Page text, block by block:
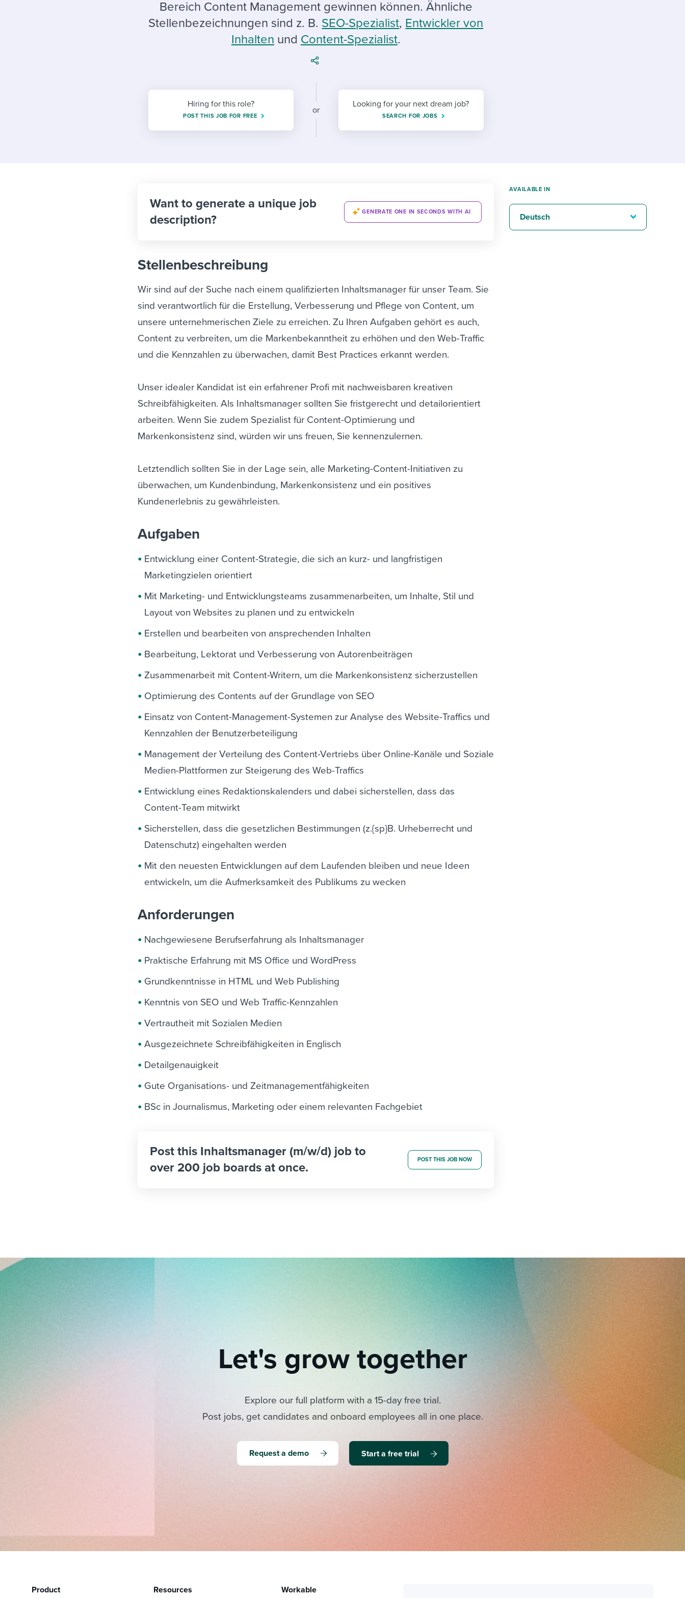
Candidate/employee experiences
Workable customer stories
Workable customer stories
Attend webinars & events Workable customer stories
Bereich Content Management gewinnen können. Ähnliche
Stellenbezeichnungen sind z. B. SEO-Spezialist, Entwickler von
Inhalten und Content-Spezialist.
Hiring for this role?
POST THIS JOB FOR FREE
or
Looking for your next dream job?
SEARCH FOR JOBS
Want to generate a unique job
description?
GENERATE ONE IN SECONDS WITH AI
Stellenbeschreibung
Wir sind auf der Suche nach einem qualifizierten Inhaltsmanager für unser Team. Sie
sind verantwortlich für die Erstellung, Verbesserung und Pflege von Content, um
unsere unternehmerischen Ziele zu erreichen. Zu Ihren Aufgaben gehört es auch,
Content zu verbreiten, um die Markenbekanntheit zu erhöhen und den Web-Traffic
und die Kennzahlen zu überwachen, damit Best Practices erkannt werden.
Unser idealer Kandidat ist ein erfahrener Profi mit nachweisbaren kreativen
Schreibfähigkeiten. Als Inhaltsmanager sollten Sie fristgerecht und detailorientiert
arbeiten. Wenn Sie zudem Spezialist für Content-Optimierung und
Markenkonsistenz sind, würden wir uns freuen, Sie kennenzulernen.
Letztendlich sollten Sie in der Lage sein, alle Marketing-Content-Initiativen zu
überwachen, um Kundenbindung, Markenkonsistenz und ein positives
Kundenerlebnis zu gewährleisten.
Aufgaben
Entwicklung einer Content-Strategie, die sich an kurz- und langfristigen
Marketingzielen orientiert
Mit Marketing- und Entwicklungsteams zusammenarbeiten, um Inhalte, Stil und
Layout von Websites zu planen und zu entwickeln
Erstellen und bearbeiten von ansprechenden Inhalten
Bearbeitung, Lektorat und Verbesserung von Autorenbeiträgen
Zusammenarbeit mit Content-Writern, um die Markenkonsistenz sicherzustellen
Optimierung des Contents auf der Grundlage von SEO
Einsatz von Content-Management-Systemen zur Analyse des Website-Traffics und
Kennzahlen der Benutzerbeteiligung
Management der Verteilung des Content-Vertriebs über Online-Kanäle und Soziale
Medien-Plattformen zur Steigerung des Web-Traffics
Entwicklung eines Redaktionskalenders und dabei sicherstellen, dass das
Content-Team mitwirkt
Sicherstellen, dass die gesetzlichen Bestimmungen (z.{sp}B. Urheberrecht und
Datenschutz) eingehalten werden
Mit den neuesten Entwicklungen auf dem Laufenden bleiben und neue Ideen
entwickeln, um die Aufmerksamkeit des Publikums zu wecken
Anforderungen
Nachgewiesene Berufserfahrung als Inhaltsmanager
Praktische Erfahrung mit MS Office und WordPress
Grundkenntnisse in HTML und Web Publishing
Kenntnis von SEO und Web Traffic-Kennzahlen
Vertrautheit mit Sozialen Medien
Ausgezeichnete Schreibfähigkeiten in Englisch
Detailgenauigkeit
Gute Organisations- und Zeitmanagementfähigkeiten
BSc in Journalismus, Marketing oder einem relevanten Fachgebiet
Post this Inhaltsmanager (m/w/d) job to
over 200 job boards at once.
POST THIS JOB NOW
AVAILABLE IN
Deutsch
Let's grow together
Explore our full platform with a 15-day free trial.
Post jobs, get candidates and onboard employees all in one place.
Request a demo Start a free trial
Product Resources Workable